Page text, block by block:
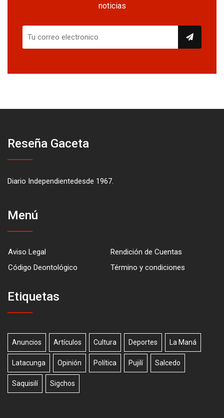
noticias
Reseña Gaceta
Diario Independientedesde 1967.
Menú
Aviso Legal
Rendición de Cuentas
Código Deontológico
Término y condiciones
Etiquetas
Anuncios Artículos Cultura Deportes La Maná
Latacunga Opinión Política Pujilí Salcedo
Saquisilí Sigchos